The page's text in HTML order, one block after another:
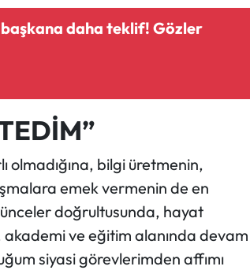
daha teklif! Gözler
olmadığına, bilgi üretmenin,
emek vermenin de en
doğrultusunda, hayat
ve eğitim alanında devam
siyasi görevlerimden affımı